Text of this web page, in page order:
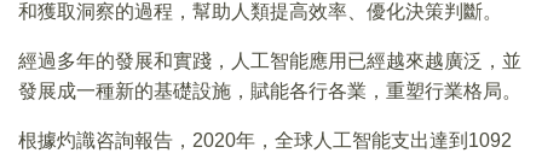
和獲取洞察的過程，幫助人類提高效率、優化決策判斷。
經過多年的發展和實踐，人工智能應用已經越來越廣泛，並
發展成一種新的基礎設施，賦能各行各業，重塑行業格局。
根據灼識咨詢報告，2020年，全球人工智能支出達到1092